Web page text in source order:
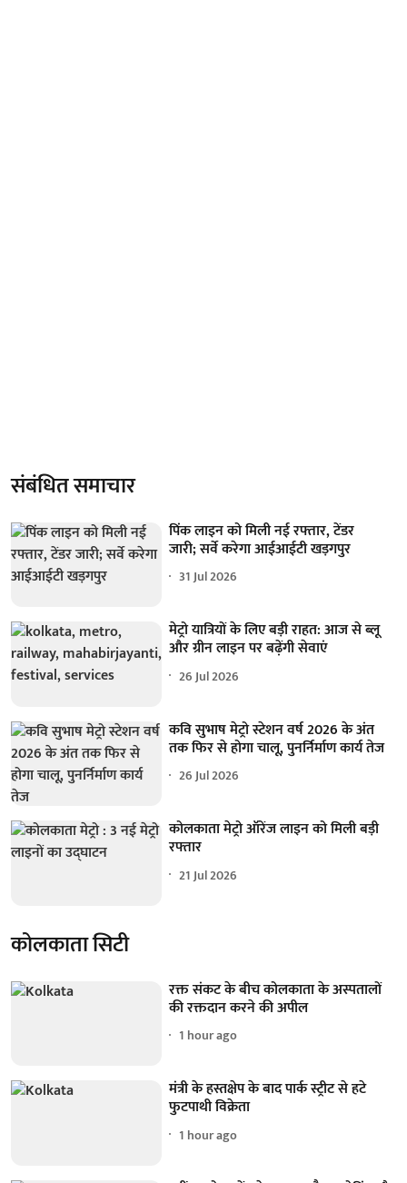
संबंधित समाचार
पिंक लाइन को मिली नई रफ्तार, टेंडर
जारी; सर्वे करेगा आईआईटी खड़गपुर
31 Jul 2026
मेट्रो यात्रियों के लिए बड़ी राहत: आज से ब्लू
और ग्रीन लाइन पर बढ़ेंगी सेवाएं
26 Jul 2026
कवि सुभाष मेट्रो स्टेशन वर्ष 2026 के अंत
तक फिर से होगा चालू, पुनर्निर्माण कार्य तेज
26 Jul 2026
कोलकाता मेट्रो ऑरेंज लाइन को मिली बड़ी
रफ्तार
21 Jul 2026
कोलकाता सिटी
रक्त संकट के बीच कोलकाता के अस्पतालों
की रक्तदान करने की अपील
1 hour ago
मंत्री के हस्तक्षेप के बाद पार्क स्ट्रीट से हटे
फुटपाथी विक्रेता
1 hour ago